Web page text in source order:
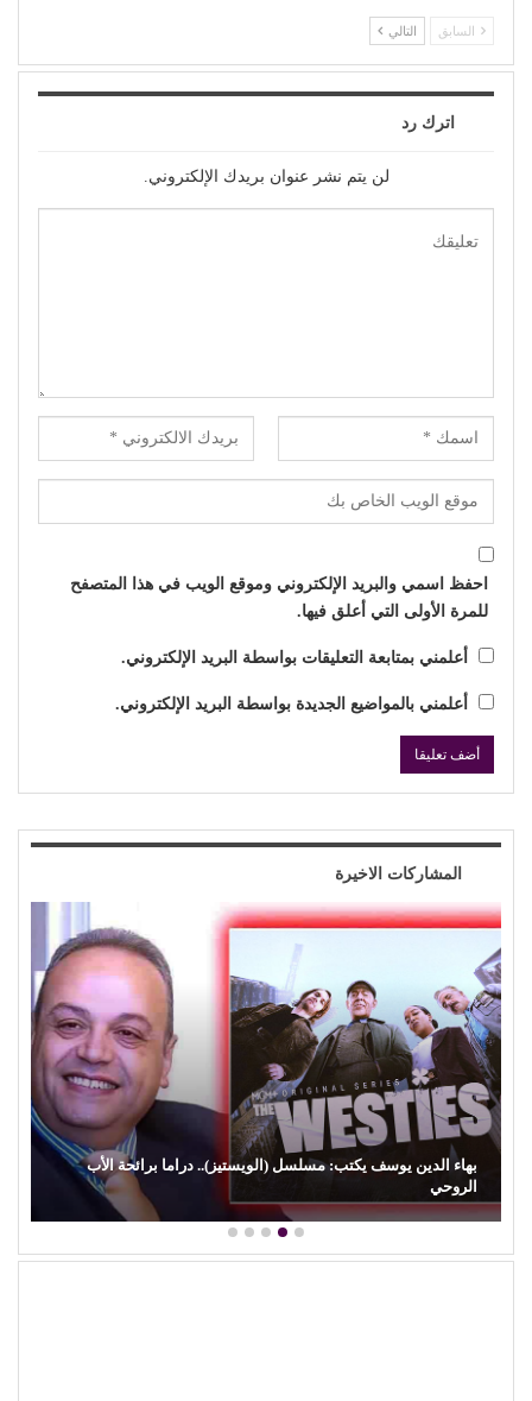
السابق التالي
اترك رد
لن يتم نشر عنوان بريدك الإلكتروني.
احفظ اسمي والبريد الإلكتروني وموقع الويب في هذا المتصفح
للمرة الأولى التي أعلق فيها.
أعلمني بمتابعة التعليقات بواسطة البريد الإلكتروني.
أعلمني بالمواضيع الجديدة بواسطة البريد الإلكتروني.
المشاركات الاخيرة
بهاء الدين يوسف يكتب: مسلسل (الويستيز).. دراما برائحة الأب
الروحي